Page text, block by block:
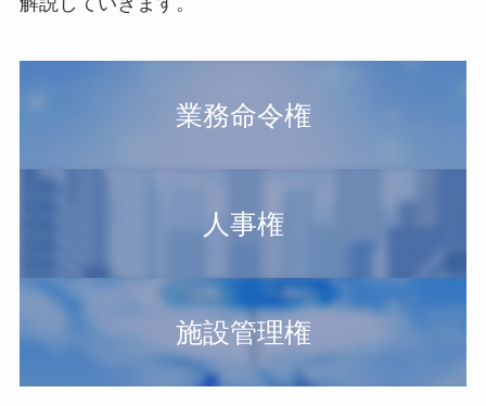
業務命令権
人事権
施設管理権